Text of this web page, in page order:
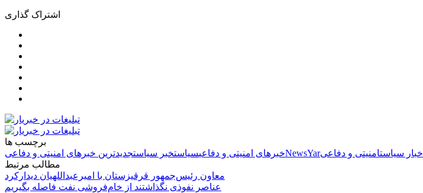
اشتراک گذاری
برچسب ها
خبرهای امنیتی و دفاعیسیاستخبر سیاستجدیدترین خبرهای امنیتی و دفاعی NewsYar اخبار سیاستامنیتی و دفاعی
مطالب مرتبط
معاون رئیس‌جمهور قرقیزستان با امیرعبداللهیان دیدارکرد
عناصر نفوذی‌ نگذاشتند از خام‌فروشی نفت فاصله بگیریم